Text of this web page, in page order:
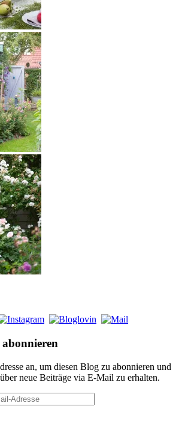
an, um diesen Blog zu abonnieren und
neue Beiträge via E-Mail zu erhalten.